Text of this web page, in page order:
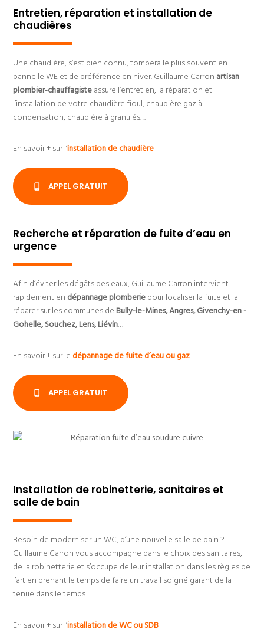
Entretien, réparation et installation de
chaudières
Une chaudière, s’est bien connu, tombera le plus souvent en
panne le WE et de préférence en hiver. Guillaume Carron artisan
plombier-chauffagisteassure l’entretien, la réparation et
l’installation de votre chaudière fioul, chaudière gaz à
condensation, chaudière à granulés…
En savoir + sur l’installation de chaudière
APPEL GRATUIT
Recherche et réparation de fuite d’eau en
urgence
Afin d’éviter les dégâts des eaux, Guillaume Carron intervient
rapidement en dépannage plomberiepour localiser la fuite et la
réparer sur les communes deBully-le-Mines, Angres, Givenchy-en -
Gohelle, Souchez, Lens, Liévin…
En savoir + sur ledépannage de fuite d’eau ou gaz
APPEL GRATUIT
Installation de robinetterie, sanitaires et
salle de bain
Besoin de moderniser un WC, d’une nouvelle salle de bain ?
Guillaume Carron vous accompagne dans le choix des sanitaires,
de la robinetterie et s’occupe de leur installation dans les règles de
l’art en prenant le temps de faire un travail soigné garant de la
tenue dans le temps.
En savoir + sur l’installation de WC ou SDB